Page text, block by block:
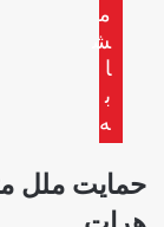
م
ش
ا
ب
ه
حمایت ملل